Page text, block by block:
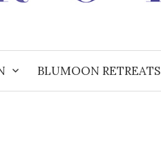
BLUMOON RETREATS